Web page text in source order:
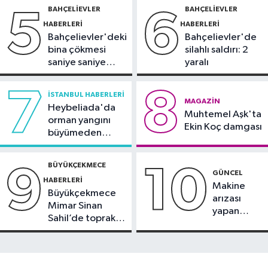
kazaya neden oldu
5 BAHÇELIEVLER
HABERLERI
Bahçelievler'deki
bina çökmesi
saniye saniye
görüntülendi
6 BAHÇELIEVLER
HABERLERI
Bahçelievler'de
silahlı saldırı: 2
yaralı
7 İSTANBUL HABERLERI
Heybeliada'da
orman yangını
büyümeden
söndürüldü
8 MAGAZIN
Muhtemel Aşk'ta
Ekin Koç damgası
9 BÜYÜKÇEKMECE
HABERLERI
Büyükçekmece
Mimar Sinan
Sahil’de toprak
kayması
10 GÜNCEL
Makine
arızası
yapan